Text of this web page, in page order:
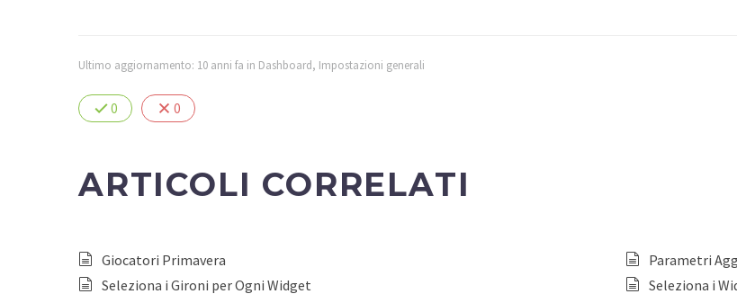
Ultimo aggiornamento: 10 anni fa in Dashboard, Impostazioni generali
0 0
ARTICOLI CORRELATI
Giocatori Primavera
Parametri
Seleziona i Gironi per Ogni Widget
Seleziona i